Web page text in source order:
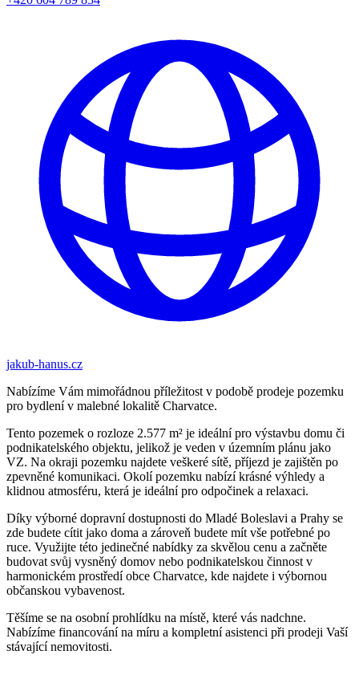
jakub-hanus.cz
Nabízíme Vám mimořádnou příležitost v podobě prodeje pozemku
pro bydlení v malebné lokalitě Charvatce.
Tento pozemek o rozloze 2.577 m² je ideální pro výstavbu domu či
podnikatelského objektu, jelikož je veden v územním plánu jako
VZ. Na okraji pozemku najdete veškeré sítě, příjezd je zajištěn po
zpevněné komunikaci. Okolí pozemku nabízí krásné výhledy a
klidnou atmosféru, která je ideální pro odpočinek a relaxaci.
Díky výborné dopravní dostupnosti do Mladé Boleslavi a Prahy se
zde budete cítit jako doma a zároveň budete mít vše potřebné po
ruce. Využijte této jedinečné nabídky za skvělou cenu a začněte
budovat svůj vysněný domov nebo podnikatelskou činnost v
harmonickém prostředí obce Charvatce, kde najdete i výbornou
občanskou vybavenost.
Těšíme se na osobní prohlídku na místě, které vás nadchne.
Nabízíme financování na míru a kompletní asistenci při prodeji Vaší
stávající nemovitosti.